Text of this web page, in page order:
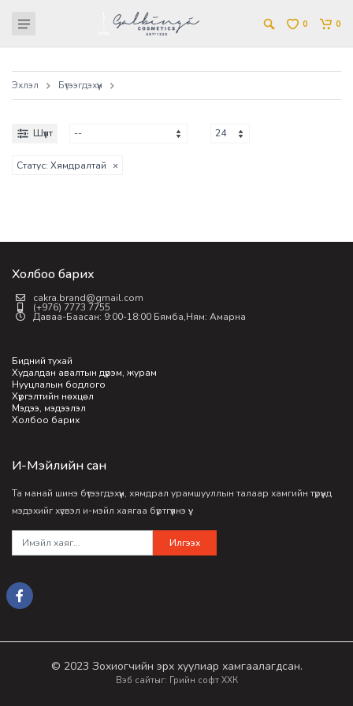
0 0
Эхлэл Бүтээгдэхүүн
Шүүлт
Статус: Хямдралтай ×
Холбоо барих
cakra.brand@gmail.com
(+976) 7773 7755
Даваа-Баасан: 9:00-18:00 Бямба,Ням: Амарна
Бидний тухай
Худалдан авалтын дүрэм, журам
Нууцлалын бодлого
Хүргэлтийн нөхцөл
Мэдээ, мэдээлэл
Холбоо барих
И-Мэйлийн сан
Та манай шинэ бүтээгдэхүүн, хямдрал урамшууллын талаар хамгийн түрүүнд
мэдэхийг хүсвэл и-мэйл хаягаа бүртгүүлнэ үү.
Илгээх
© 2023 Зохиогчийн эрх хуулиар хамгаалагдсан.
Вэб сайтыг: Грийн софт ХХК